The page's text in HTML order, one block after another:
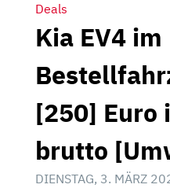
Deals
Kia EV4
[250] Euro
brutto
DIENSTAG, 3. MÄRZ